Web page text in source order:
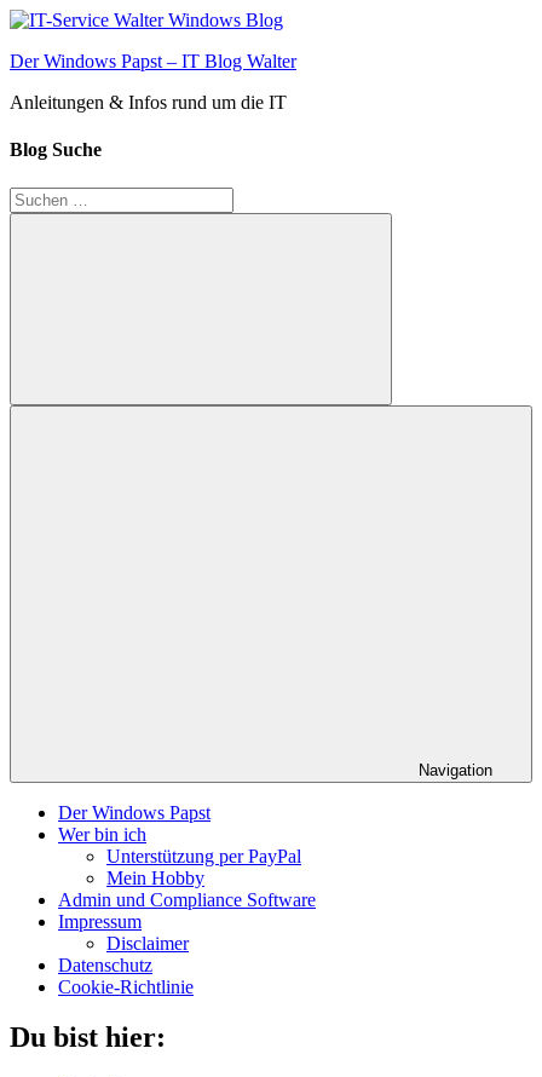
Zum
springen
Der Windows Papst – IT Blog Walter
Anleitungen & Infos rund um die IT
Blog Suche
Suchen
nach:
Suchen
Navigation
Der Windows Papst
Wer bin ich
Unterstützung per PayPal
Mein Hobby
Admin und Compliance Software
Impressum
Disclaimer
Datenschutz
Cookie-Richtlinie
Du bist hier: